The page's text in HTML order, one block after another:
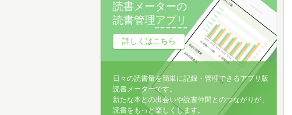
冊数が多い順
冊数が少ない順
読書メーターの
読書管理アプリ
詳しくはこちら
日々の読書量を簡単に記録・管理できるアプリ版
読書メーターです。
新たな本との出会いや読書仲間とのつながりが、
読書をもっと楽しくします。